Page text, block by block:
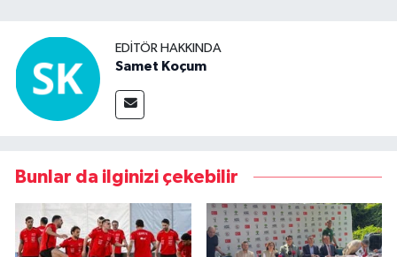
EDITÖR HAKKINDA
Samet Koçum
Bunlar da ilginizi çekebilir